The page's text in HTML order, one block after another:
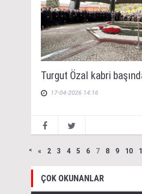
Turgut Özal kabri
17-04-2026 14:16
˂ « 2 3 4 5 6 7 8 9 10
ÇOK OKUNANLAR